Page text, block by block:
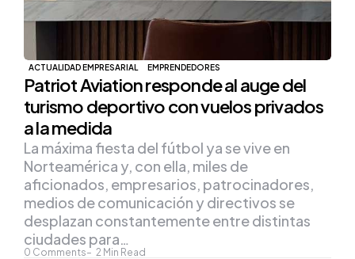
ACTUALIDAD EMPRESARIAL EMPRENDEDORES
Patriot Aviation responde al auge del
turismo deportivo con vuelos privados
a la medida
0 Comments 2 Min Read
La máxima fiesta del fútbol ya se vive en
Norteamérica y, con ella, miles de
aficionados, empresarios, patrocinadores,
medios de comunicación y directivos se
desplazan constantemente entre distintas
ciudades para…